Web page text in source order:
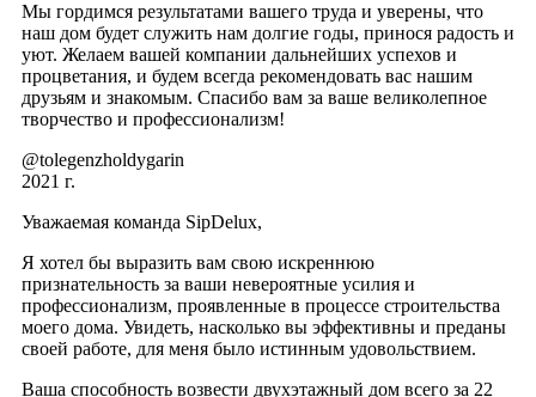
Мы гордимся результатами вашего труда и уверены, что
наш дом будет служить нам долгие годы, принося радость и
уют. Желаем вашей компании дальнейших успехов и
процветания, и будем всегда рекомендовать вас нашим
друзьям и знакомым. Спасибо вам за ваше великолепное
творчество и профессионализм!
@tolegenzholdygarin
2021 г.
Уважаемая команда SipDelux,
Я хотел бы выразить вам свою искреннюю
признательность за ваши невероятные усилия и
профессионализм, проявленные в процессе строительства
моего дома. Увидеть, насколько вы эффективны и преданы
своей работе, для меня было истинным удовольствием.
Ваша способность возвести двухэтажный дом всего за 22